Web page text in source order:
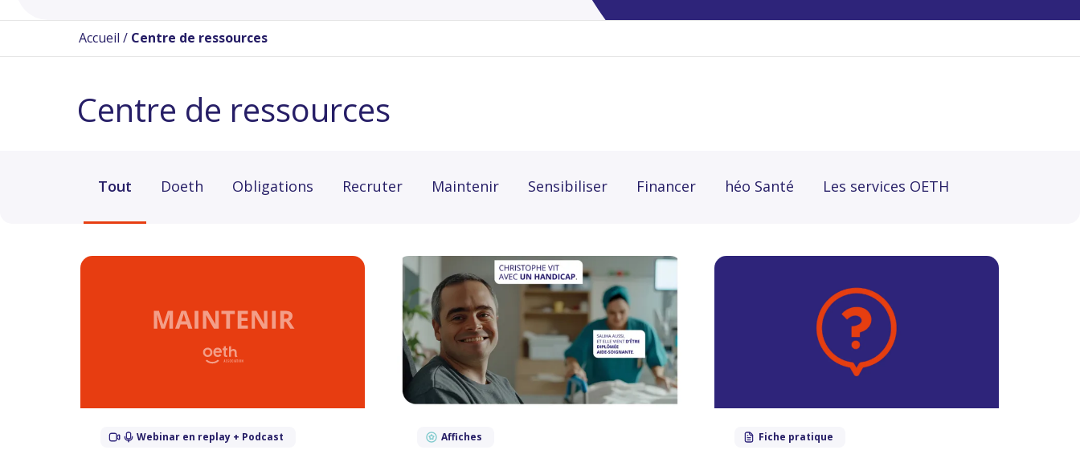
Accueil / Centre de ressources
Centre de ressources
Tout Doeth Obligations Recruter Maintenir Sensibiliser Financer héo Santé Les services OETH
Webinar en replay + Podcast Affiches Fiche pratique